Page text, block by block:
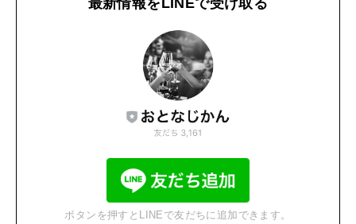
最新情報をLINEで受け取る
ボタンを押すとLINEで友だちに追加できます。